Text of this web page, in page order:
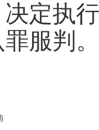
定执
服判。